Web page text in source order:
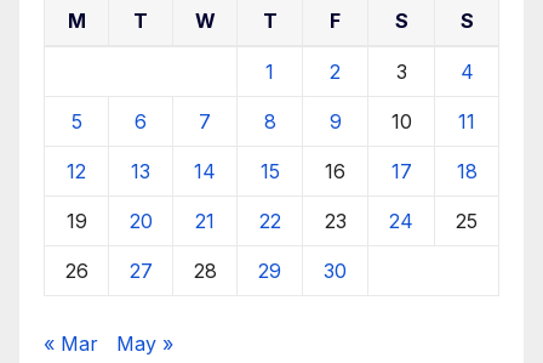
M T W T F S S
1 2 3 4
5 6 7 8 9 10 11
12 13 14 15 16 17 18
19 20 21 22 23 24 25
26 27 28 29 30
« Mar May »